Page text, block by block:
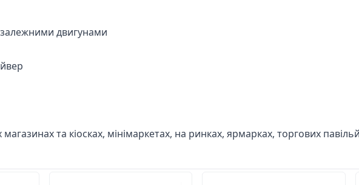
двигунами
та кіосках, мінімаркетах, на ринках, ярмарках, торгових